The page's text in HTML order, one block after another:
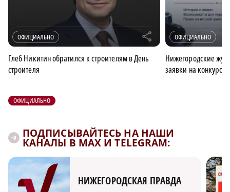
ОФИЦИАЛЬНО r
Глеб Никитин обратился к строителям в День
строителя
ОФИЦИАЛЬНО
Нижегородские
заявки на конкурс
ОФИЦИАЛЬНО
ПОДПИСЫВАЙТЕСЬ НА НАШИ
КАНАЛЫ В MAX И TELEGRAM:
НИЖЕГОРОДСКАЯ ПРАВДА